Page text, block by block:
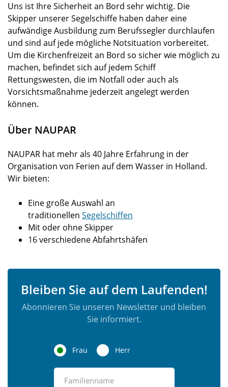
Uns ist Ihre Sicherheit an Bord sehr wichtig. Die
Skipper unserer Segelschiffe haben daher eine
aufwändige Ausbildung zum Berufssegler durchlaufen
und sind auf jede mögliche Notsituation vorbereitet.
Um die Kirchenfreizeit an Bord so sicher wie möglich zu
machen, befindet sich auf jedem Schiff
Rettungswesten, die im Notfall oder auch als
Vorsichtsmaßnahme jederzeit angelegt werden
können.
Über NAUPAR
NAUPAR hat mehr als 40 Jahre Erfahrung in der
Organisation von Ferien auf dem Wasser in Holland.
Wir bieten:
Eine große Auswahl an
traditionellen Segelschiffen
Mit oder ohne Skipper
16 verschiedene Abfahrtshäfen
Bleiben Sie auf dem Laufenden!
Abonnieren Sie unseren Newsletter und bleiben
Sie informiert.
Frau Herr